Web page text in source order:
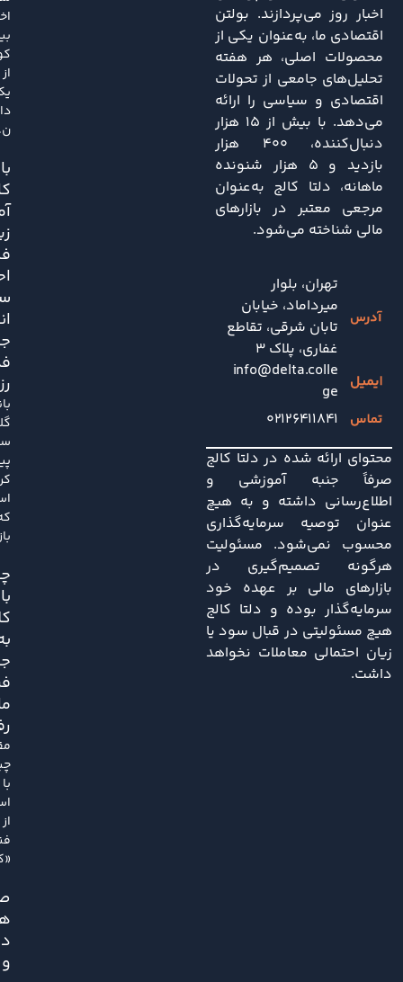
اخبار روز می‌پردازند. بولتن
اقتصادی ما، به‌عنوان یکی از
محصولات اصلی، هر هفته
تحلیل‌های جامعی از تحولات
اقتصادی و سیاسی را ارائه
می‌دهد. با بیش از ۱۵ هزار
دنبال‌کننده، ۴۰۰ هزار
بازدید و ۵ هزار شنونده
ماهانه، دلتا کالج به‌عنوان
مرجعی معتبر در بازارهای
مالی شناخته می‌شود.
تهران، بلوار
میرداماد، خیابان
تابان شرقی، تقاطع
غفاری، پلاک 3
info@delta.colle
ge
۰۲۱۲۶۴۱۱۸۴۱
محتوای ارائه شده در دلتا کالج
صرفاً جنبه آموزشی و
اطلاع‌رسانی داشته و به هیچ
عنوان توصیه سرمایه‌گذاری
محسوب نمی‌شود. مسئولیت
هرگونه تصمیم‌گیری در
بازارهای مالی بر عهده خود
سرمایه‌گذار بوده و دلتا کالج
هیچ مسئولیتی در قبال سود یا
زیان احتمالی معاملات نخواهد
داشت.
از
با
با
از
و